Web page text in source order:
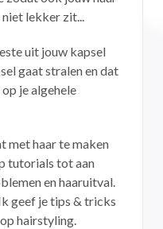
lekker zit...
uit jouw kapsel
gaat stralen en dat
je algehele
met haar te maken
tutorials tot aan
en haaruitval.
geef je tips & tricks
hairstyling.